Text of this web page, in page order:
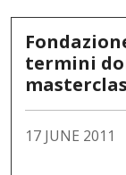
termini
17 JUNE 2011